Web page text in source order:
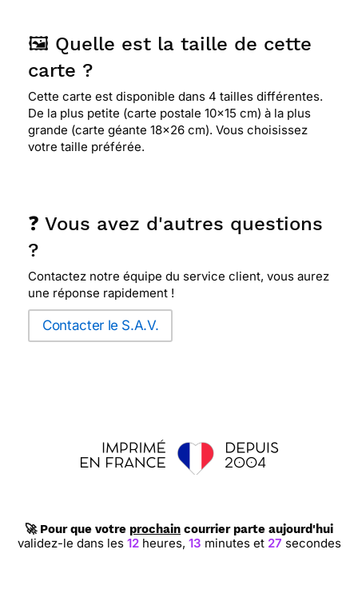
🖼️ Quelle est la taille de cette
carte ?
Cette carte est disponible dans 4 tailles différentes.
De la plus petite (carte postale 10x15 cm) à la plus
grande (carte géante 18x26 cm). Vous choisissez
votre taille préférée.
❓ Vous avez d'autres questions
?
Contactez notre équipe du service client, vous aurez
une réponse rapidement !
Contacter le S.A.V.
🚀 Pour que votre prochain courrier parte aujourd'hui
validez-le dans les 12heures, 13 minutes et 26 secondes